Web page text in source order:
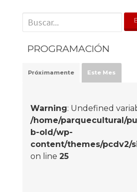
' . __('Search for:') . '
PROGRAMACIÓN
Próximamente Este Mes
Warning: Undefined
/home/parquecultural/
b-old/wp-
content/themes/pcdv2/
on line 25